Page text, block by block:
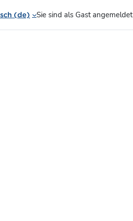
‎(de)‎ Sie sind als Gast angemeldet